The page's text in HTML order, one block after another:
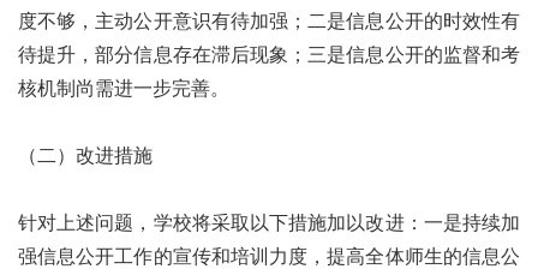
度不够，主动公开意识有待加强；二是信息公开的时效性有
待提升，部分信息存在滞后现象；三是信息公开的监督和考
核机制尚需进一步完善。
（二）改进措施
针对上述问题，学校将采取以下措施加以改进：一是持续加
强信息公开工作的宣传和培训力度，提高全体师生的信息公